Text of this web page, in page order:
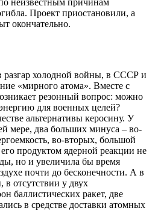
неизвестным причинам
Проект приостановили, а
окончательно.
разгар холодной войны, в СССР и
«мирного атома». Вместе с
резонный вопрос: можно
для военных целей?
альтернативы керосину. У
мере, два больших минуса – во-
во-вторых, большой
продуктом ядерной реакции не
но и увеличила бы время
почти до бесконечности. А в
отсутствии у двух
баллистических ракет, две
в средстве доставки атомных